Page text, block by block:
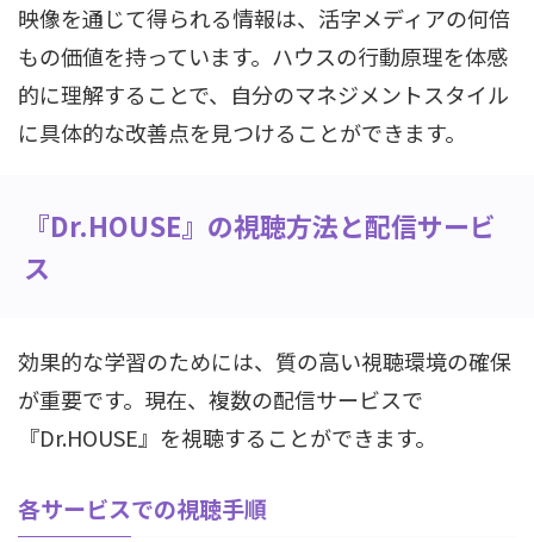
映像を通じて得られる情報は、活字メディアの何倍
もの価値を持っています。ハウスの行動原理を体感
的に理解することで、自分のマネジメントスタイル
に具体的な改善点を見つけることができます。
『Dr.HOUSE』の視聴方法と配信サービ
ス
効果的な学習のためには、質の高い視聴環境の確保
が重要です。現在、複数の配信サービスで
『Dr.HOUSE』を視聴することができます。
各サービスでの視聴手順